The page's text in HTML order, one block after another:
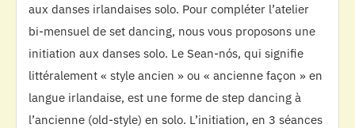
aux danses irlandaises solo. Pour compléter l’atelier
bi-mensuel de set dancing, nous vous proposons une
initiation aux danses solo. Le Sean-nós, qui signifie
littéralement « style ancien » ou « ancienne façon » en
langue irlandaise, est une forme de step dancing à
l’ancienne (old-style) en solo. L’initiation, en 3 séances